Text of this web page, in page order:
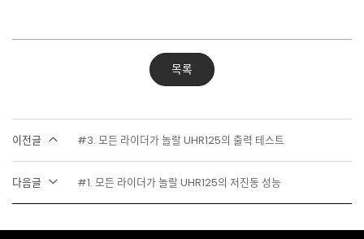
목록
이전글 #3. 모든 라이더가 놀랄 UHR125의 출력 테스트
다음글 #1. 모든 라이더가 놀랄 UHR125의 저진동 성능